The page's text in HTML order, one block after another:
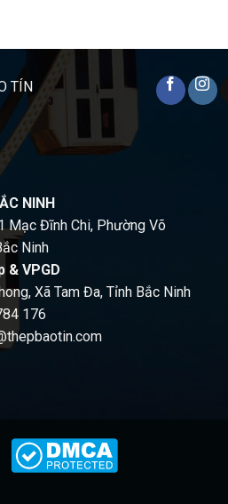
TÍN
NINH
Mạc Đĩnh Chi, Phường Võ
Ninh
& VPGD
Xã Tam Đa, Tỉnh Bắc Ninh
176